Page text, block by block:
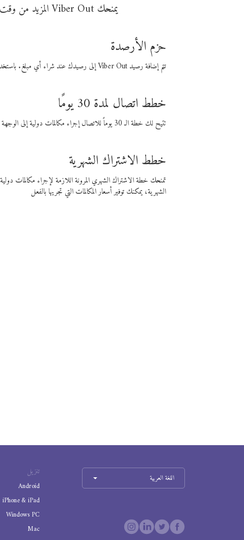
يمنحك Viber Out المزيد من وقت المكالمة مقابل تكلفة أقل من المال. اختر من أحد خيارات الاتصال المرنة ذات السعر المنخفض:
حزم الأرصدة
تتم إضافة رصيد Viber Out إلى رصيدك عند شراء أي مبلغ. باستخدام رصيدك، يمكنك إجراء مكالمات إلى أي رقم في العالم بأسعار فايبر المنخفضة.
خطط اتصال لمدة 30 يومًا
تتيح لك خطة الـ 30 يوماً للاتصال إجراء مكالمات دولية إلى الوجهة التي تختارها لمدة 30 يوماً بأسعار فايبر المنخفضة.
خطط الاشتراك الشهرية
تمنحك خطة الاشتراك الشهري المرونة اللازمة لإجراء
الشهرية، يمكنك توفير أسعار المكالمات التي تجريها بالفعل
تنزيل
Android
iPhone & iPad
Windows PC
Mac
اللغة العربية